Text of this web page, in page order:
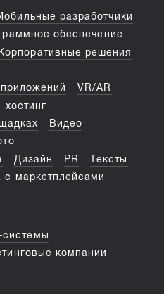
разработчики
обеспечение
Корпоративные решения
VR/AR
хостинг
Видео
Дизайн PR
Тексты
с маркетплейсами
системы
компании